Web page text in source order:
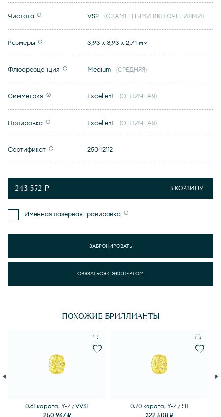
Чистота VS2 (С ЗАМЕТНЫМИ ВКЛЮЧЕНИЯМИ)
Размеры 3,93 x 3,93 x 2,74 мм
Флюоресценция Medium (СРЕДНЯЯ)
Симметрия Excellent (ОТЛИЧНАЯ)
Полировка Excellent (ОТЛИЧНАЯ)
Сертификат 25042112
243 572 ₽ В КОРЗИНУ
Именная лазерная гравировка
ЗАБРОНИРОВАТЬ
СВЯЗАТЬСЯ С ЭКСПЕРТОМ
ПОХОЖИЕ БРИЛЛИАНТЫ
0.61 карата, Y-Z / VVS1
250 967 ₽
0.70 карата, Y-Z / SI1
322 508 ₽